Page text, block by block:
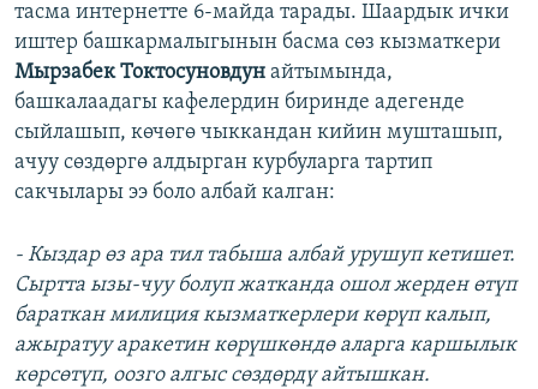
тасма интернетте 6-майда тарады. Шаардык ички
иштер башкармалыгынын басма сөз кызматкери
Мырзабек Токтосуновдун айтымында,
башкалаадагы кафелердин биринде адегенде
сыйлашып, көчөгө чыккандан кийин мушташып,
ачуу сөздөргө алдырган курбуларга тартип
сакчылары ээ боло албай калган:
- Кыздар өз ара тил табыша албай урушуп кетишет.
Сыртта ызы-чуу болуп жатканда ошол жерден өтүп
бараткан милиция кызматкерлери көрүп калып,
ажыратуу аракетин көрүшкөндө аларга каршылык
көрсөтүп, оозго алгыс сөздөрдү айтышкан.